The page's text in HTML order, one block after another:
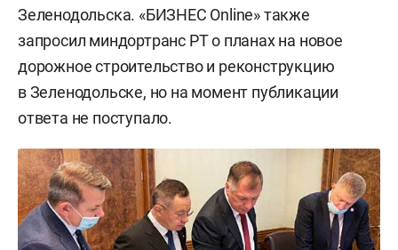
Зеленодольска. «БИЗНЕС Online» также
запросил миндортранс РТ о планах на новое
дорожное строительство и реконструкцию
в Зеленодольске, но на момент публикации
ответа не поступало.